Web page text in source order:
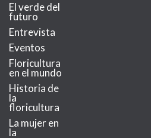
El verde del
futuro
Entrevista
Eventos
Floricultura
en el mundo
Historia de
la
floricultura
La mujer en
la